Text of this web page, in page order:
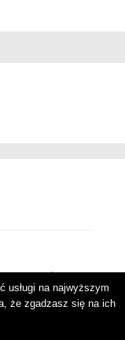
usługi na najwyższym
że zgadzasz się na ich